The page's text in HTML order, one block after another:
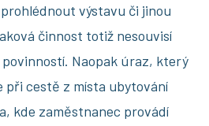
výstavu či jinou
činnost totiž nesouvisí
Naopak úraz, který
při cestě z místa ubytování
kde zaměstnanec provádí